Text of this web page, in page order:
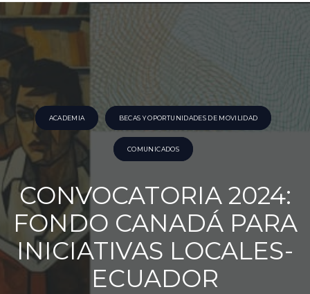
ACADEMIA BECAS Y OPORTUNIDADES DE MOVILIDAD
COMUNICADOS
CONVOCATORIA 2024:
FONDO CANADÁ PARA
INICIATIVAS LOCALES-
ECUADOR